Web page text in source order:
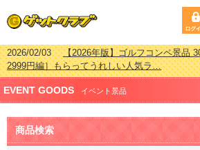
2026/02/03【2026年版】ゴルフコンペ景品
2999円編］もらってうれしい人気ラ…
2026/07/15【2026年版】ビンゴゲーム景品
ング 更新しました！
2026/04/03【2026年版】ゴルフコンペ景品
2999円編］もらってうれしい人気ラ…
2026/02/16
新しました！
EVENT GOODS イベント景品
商品検索